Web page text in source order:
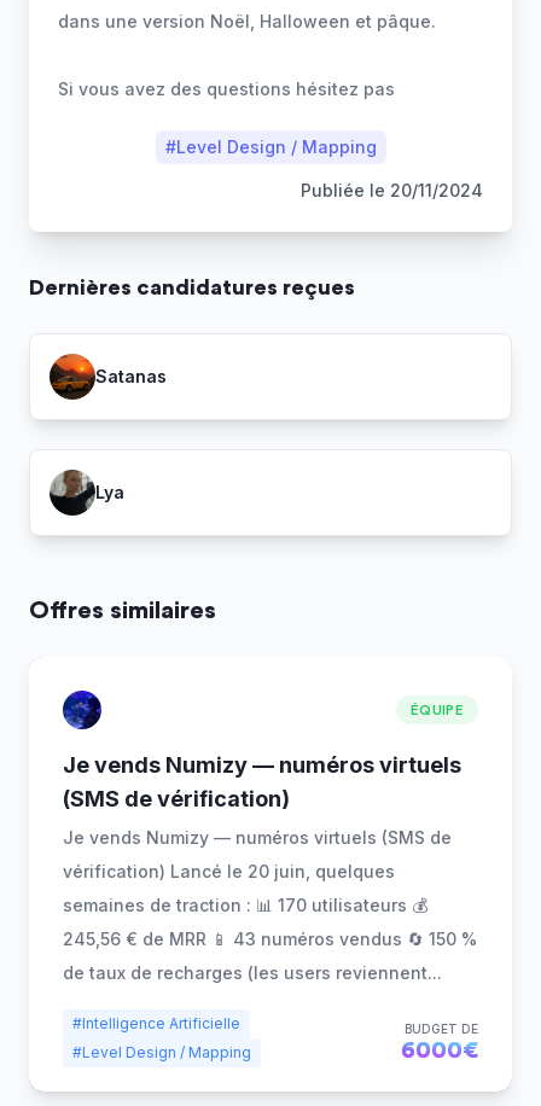
dans une version Noël, Halloween et pâque.
Si vous avez des questions hésitez pas
#Level Design / Mapping
Publiée le 20/11/2024
Dernières candidatures reçues
Satanas
Lya
Offres similaires
ÉQUIPE
Je vends Numizy — numéros virtuels
(SMS de vérification)
Je vends Numizy — numéros virtuels (SMS de
vérification) Lancé le 20 juin, quelques
semaines de traction : 📊 170 utilisateurs 💰
245,56 € de MRR 📱 43 numéros vendus 🔄 150 %
de taux de recharges (les users reviennent...
#Intelligence Artificielle
#Level Design / Mapping
BUDGET DE
6000€